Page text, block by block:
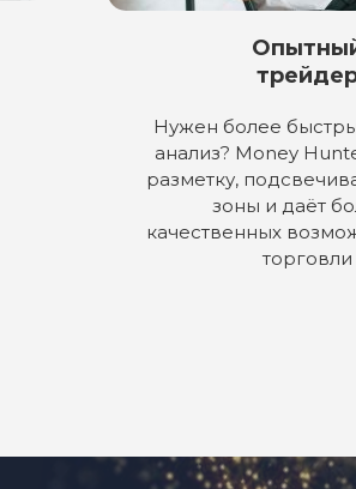
Нужен более
анализ? Money
разметку,
зоны и даёт
качественных
торговли